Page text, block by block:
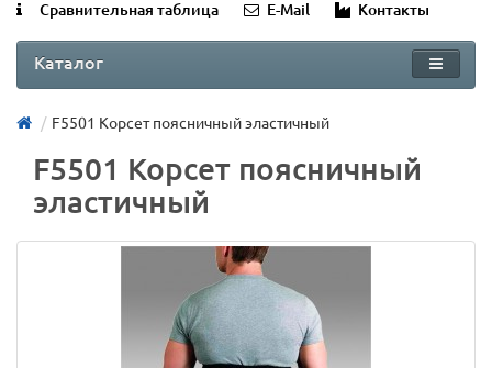
Сравнительная таблица
E-Mail Контакты
Каталог
F5501 Корсет поясничный эластичный
F5501 Корсет поясничный
эластичный